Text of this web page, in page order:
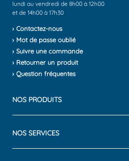
lundi au vendredi de 8h00 à 12h00
et de 14h00 à 17h30
› Contactez-nous
› Mot de passe oublié
› Suivre une commande
› Retourner un produit
› Question fréquentes
NOS PRODUITS
NOS SERVICES